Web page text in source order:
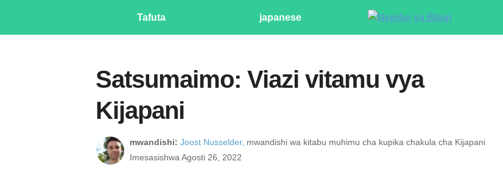
Tafuta japanese
Satsumaimo: Viazi vitamu vya
Kijapani
mwandishi: Joost Nusselder, mwandishi wa kitabu muhimu cha kupika chakula cha Kijapani
Imesasishwa Agosti 26, 2022